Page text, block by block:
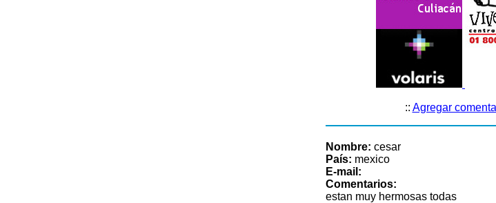
:: Agregar
Nombre: cesar
País: mexico
E-mail:
Comentarios:
estan muy hermosas todas